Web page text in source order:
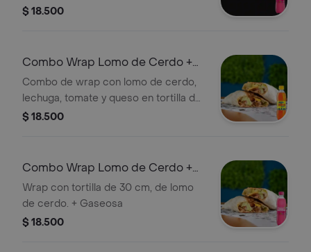
acompañado de una Manzana
$ 18.500
Combo Wrap Lomo de Cerdo +
Colombiana 250 ml
Combo de wrap con lomo de cerdo,
lechuga, tomate y queso en tortilla de
30 cm, acompañado de una
$ 18.500
Combo Wrap Lomo de Cerdo +
Manzana 250 ml
Wrap con tortilla de 30 cm, de lomo
de cerdo. + Gaseosa
$ 18.500